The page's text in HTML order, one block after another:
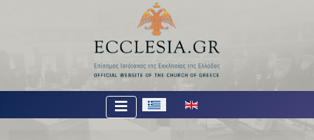
Επιλέξτε τη γλώσσα σας